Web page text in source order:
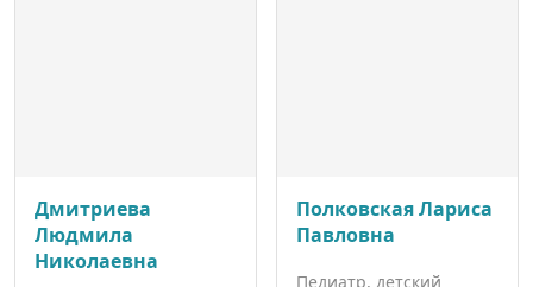
Дмитриева
Людмила
Николаевна
Полковская Лариса
Павловна
Педиатр, детский